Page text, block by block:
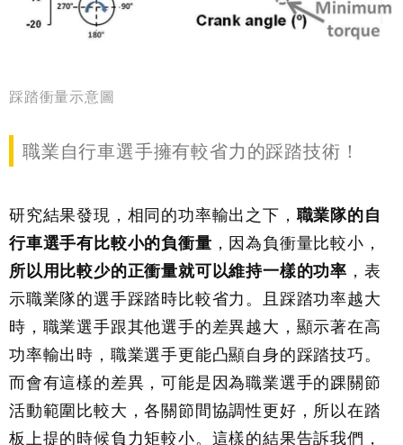
踩踏衝量示意圖
職業自行車選手擁有較省力的踩踏技術！
研究結果發現，相同的功率輸出之下， 職業隊的自
行車選手有比較小的負衝量 ，因為負衝量比較小，
所以用比較少的正衝量就可以維持一樣的功率 ，表
示職業隊的選手踩踏時比較省力。且踩踏功率越大
時，職業選手跟其他選手的差異越大，顯示著在高
功率輸出時，職業選手更能凸顯自身的踩踏技巧。
而會有這樣的差異，可能是因為職業選手的踝關節
活動範圍比較大，各關節間協調性更好，所以在踏
板上提的時候負力矩較小。這樣的結果告訴我們，